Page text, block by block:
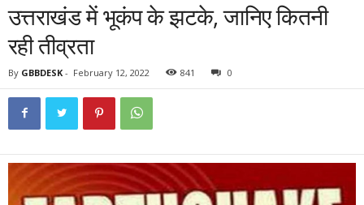
उत्तराखंड में भूकंप के झटके, ​जानिए कितनी
रही तीव्रता
By GBBDESK - February 12, 2022 841 0